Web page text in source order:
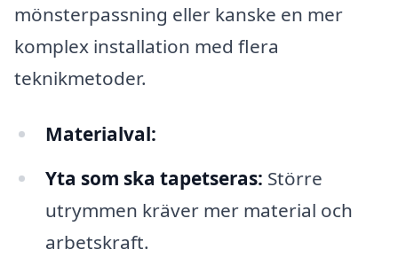
mönsterpassning eller kanske en mer
komplex installation med flera
teknikmetoder.
Materialval:
Yta som ska tapetseras: Större
utrymmen kräver mer material och
arbetskraft.